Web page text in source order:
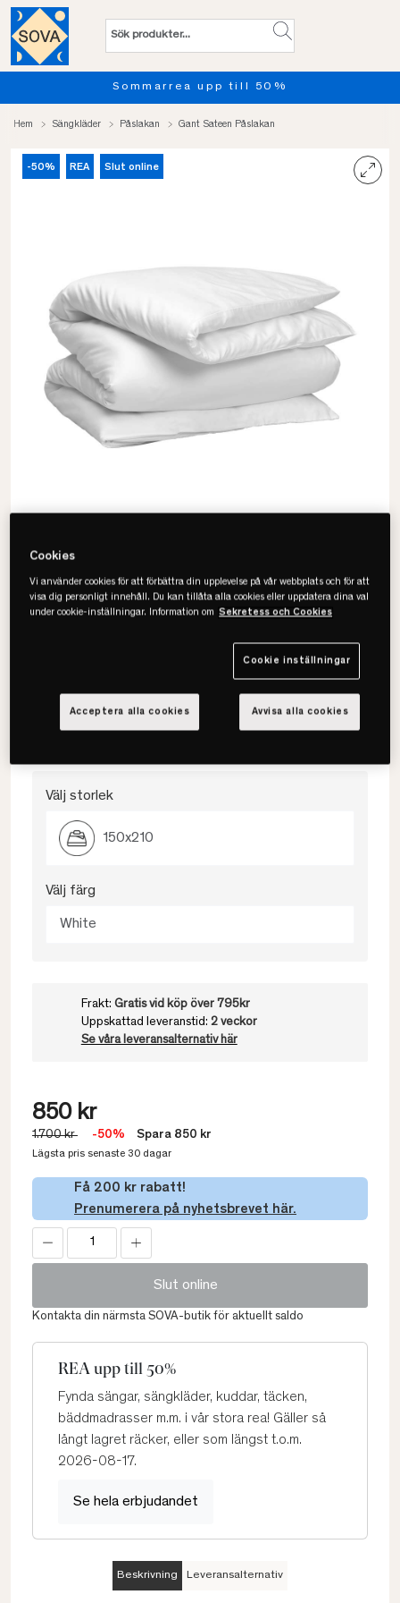
Sommarrea upp till 50%
Hem Sängkläder Påslakan Gant Sateen Påslakan
-50% REA Slut online
• 100% egyptisk bomull
• Satinkänsla
• Flera färger & storlekar
Välj storlek
150x210
Välj färg
White
Frakt: Gratis vid köp över 795kr
Uppskattad leveranstid: 2 veckor
Se våra leveransalternativ här
850 kr
1.700 kr -50% Spara 850 kr
Lägsta pris senaste 30 dagar
Få 200 kr rabatt!
Prenumerera på nyhetsbrevet här.
Slut online
Kontakta din närmsta SOVA-butik för aktuellt saldo
REA upp till 50%
Fynda sängar, sängkläder, kuddar, täcken,
bäddmadrasser m.m. i vår stora rea! Gäller så
långt lagret räcker, eller som längst t.o.m.
2026-08-17.
Se hela erbjudandet
Beskrivning Leveransalternativ
Cookies
Vi använder cookies för att förbättra din upplevelse på vår webbplats och för att
visa dig personligt innehåll. Du kan tillåta alla cookies eller uppdatera dina val
under cookie-inställningar. Information om Sekretess och Cookies
Cookie inställningar
Avvisa alla cookies
Acceptera alla cookies